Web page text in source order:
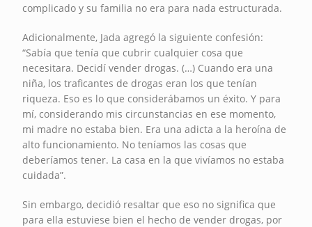
complicado y su familia no era para nada estructurada.
Adicionalmente, Jada agregó la siguiente confesión:
“Sabía que tenía que cubrir cualquier cosa que
necesitara. Decidí vender drogas. (…) Cuando era una
niña, los traficantes de drogas eran los que tenían
riqueza. Eso es lo que considerábamos un éxito. Y para
mí, considerando mis circunstancias en ese momento,
mi madre no estaba bien. Era una adicta a la heroína de
alto funcionamiento. No teníamos las cosas que
deberíamos tener. La casa en la que vivíamos no estaba
cuidada”.
Sin embargo, decidió resaltar que eso no significa que
para ella estuviese bien el hecho de vender drogas, por